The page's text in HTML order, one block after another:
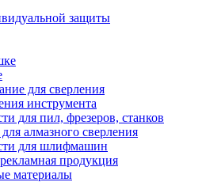
защиты
для сверления
инструмента
для пил, фрезеров, станков
алмазного сверления
для шлифмашин
продукция
материалы